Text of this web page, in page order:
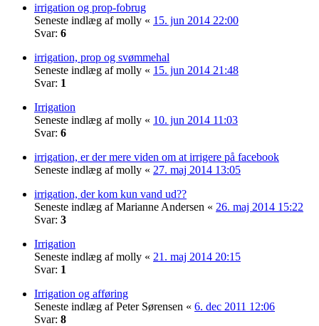
irrigation og prop-fobrug
Seneste indlæg afmolly « 15. jun 2014 22:00
Svar: 6
irrigation, prop og svømmehal
Seneste indlæg afmolly « 15. jun 2014 21:48
Svar: 1
Irrigation
Seneste indlæg afmolly « 10. jun 2014 11:03
Svar: 6
irrigation, er der mere viden om at irrigere på facebook
Seneste indlæg afmolly « 27. maj 2014 13:05
irrigation, der kom kun vand ud??
Seneste indlæg afMarianne Andersen « 26. maj 2014 15:22
Svar: 3
Irrigation
Seneste indlæg afmolly « 21. maj 2014 20:15
Svar: 1
Irrigation og afføring
Seneste indlæg afPeter Sørensen « 6. dec 2011 12:06
Svar: 8